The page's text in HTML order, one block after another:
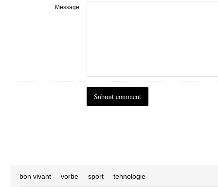
Message
bon vivant vorbe sport tehnologie